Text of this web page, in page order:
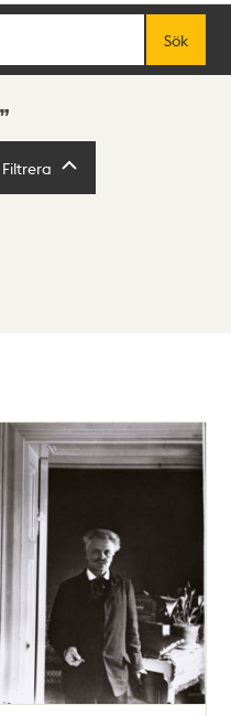
Sök
Filtrera